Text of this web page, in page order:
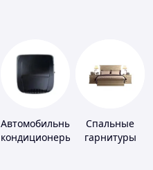
Автомобильные
кондиционеры
Спальные
гарнитуры